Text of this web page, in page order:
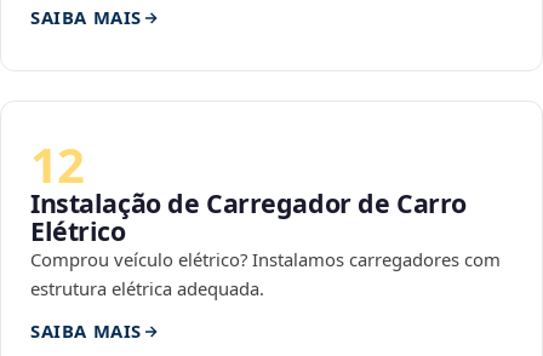
SAIBA MAIS
12
Instalação de Carregador de Carro
Elétrico
Comprou veículo elétrico? Instalamos carregadores com
estrutura elétrica adequada.
SAIBA MAIS